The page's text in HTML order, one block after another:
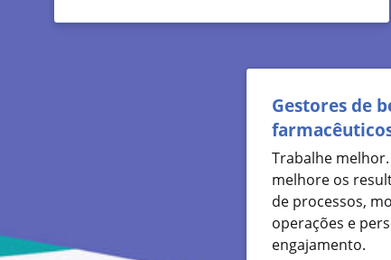
Gestores de
Trabalhe
melhore os
de processos,
operações e
engajamento.